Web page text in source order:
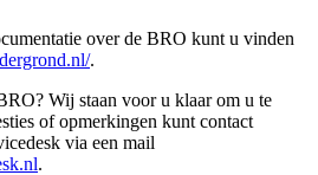
over de BRO kunt u vinden
.
Wij staan voor u klaar om u te
of opmerkingen kunt contact
via een mail
.